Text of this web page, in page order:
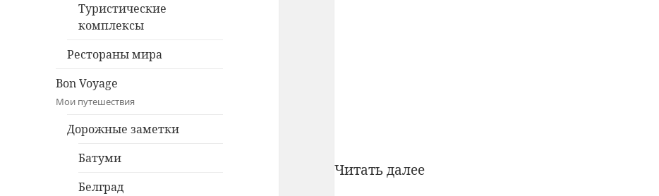
Туристические
комплексы
Рестораны мира
Bon Voyage
Мои путешествия
Дорожные заметки
Батуми
Белград
Читать далееКак